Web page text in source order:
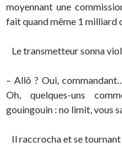
moyennant une
fait quand même 1 milliard
Le transmetteur sonna
– Allô ? Oui,
Oh, quelques-uns
gouingouin : no limit, vous
Il raccrocha et se